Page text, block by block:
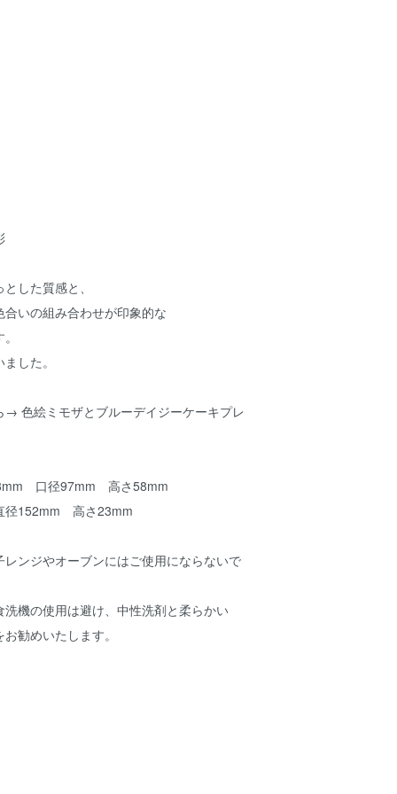
した質感と、
いの組み合わせが印象的な
した。
→ 色絵ミモザとブルーデイジーケーキプレ
口径97mm 高さ58mm
高さ23mm
レンジやオーブンにはご使用にならないで
洗機の使用は避け、中性洗剤と柔らかい
勧めいたします。